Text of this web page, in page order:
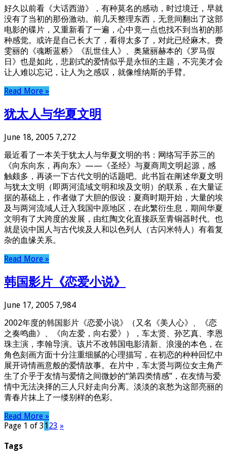
好久以前看《大话西游》，有种莫名的感动，时过境迁，早就
没有了当初的那份激动。前几天整理东西，无意间翻出了这部
电影的碟片，又重新看了一遍，心中竟一点也找不到当初的那
种感觉。或许是自己长大了，看得太多了，对此已经麻木。费
雯丽的《魂断蓝桥》《乱世佳人》、奥黛丽赫本的《罗马假
日》也是如此，悲剧式的爱情似乎是永恒的主题，不完美才会
让人难以忘记，让人为之感叹，就像维纳斯的手臂。
Read More »
犹太人与华夏文明
June 18, 2005 7,272
最近看了一本关于犹太人与华夏文明的书：网络写手苏三的
《向东向东，再向东》——《圣经》与夏商周文明起源，感
触颇多，再谈一下古代文明的话题吧。此书旨在阐述华夏文明
与犹太文明（即两河流域文明和埃及文明）的联系，在大量证
据的基础上，作者做了大胆的假设：夏商时期开始，大量的埃
及与两河流域人迁入我国中原地区，在此繁衍生息，期间华夏
文明有了大跨度的发展，由红陶文化直接跃至青铜器时代。也
就是说中国人与古代埃及人和以色列人（古闪米特人）有着复
杂的血缘关系。
Read More »
韩国影片《恋爱小说》
June 17, 2005 7,984
2002年度的韩国影片《恋爱小说》（又名《美人心》、《恋
之奏鸣曲》、《向左爱，向右爱》），车太贤、孙艺真、李恩
珠主演，李翰导演。该片不改韩国电影清新、浪漫的本色，在
角色刻画方面十分注重细腻的心理描写，在初恋的种种回忆中
展开诗情画意般的爱情故事。在片中，车太贤与两位女主角产
生了介乎于友情与爱情之间微妙的“第四类情感”，在友情与爱
情中无法决择的三人只好走向分离。淡淡的哀愁为这部亮丽的
青春片抹上了一缕别样的色彩。
Read More »
Page 1 of 3123 »
Tags